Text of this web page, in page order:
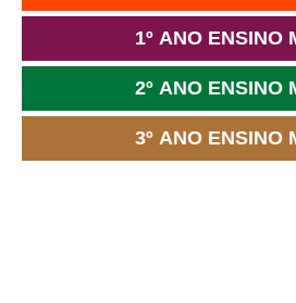
1º ANO ENSINO
2º ANO ENSINO
3º ANO ENSINO